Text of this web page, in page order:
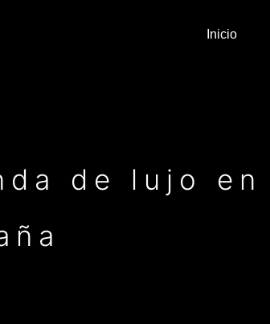
Inicio
de lujo en